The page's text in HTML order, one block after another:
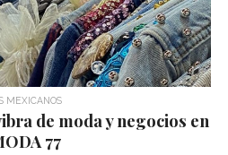
MEXICANOS
de moda y negocios en
77